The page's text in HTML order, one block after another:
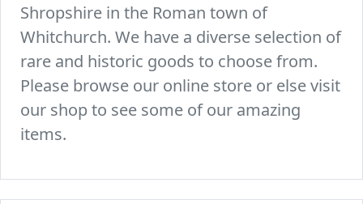
Shropshire in the Roman town of
Whitchurch. We have a diverse selection of
rare and historic goods to choose from.
Please browse our online store or else visit
our shop to see some of our amazing
items.